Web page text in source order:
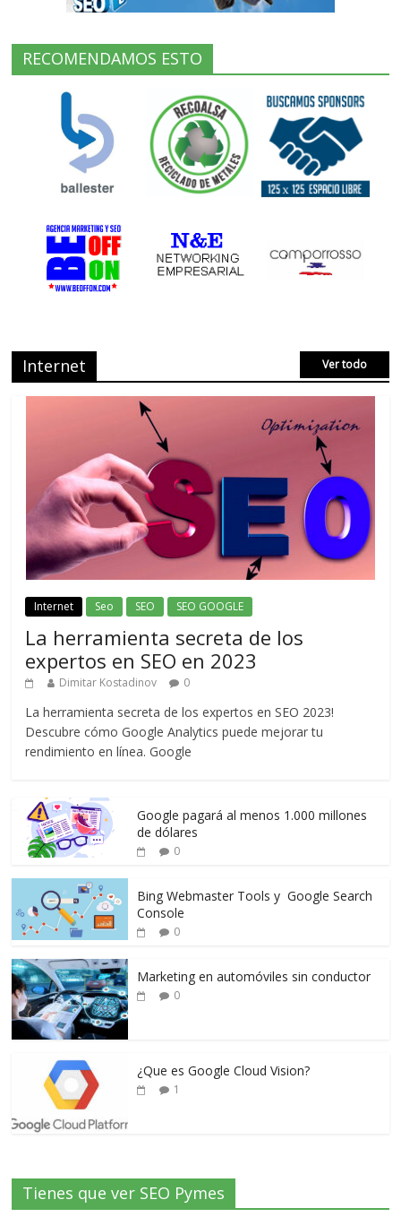
RECOMENDAMOS ESTO
Internet Ver todo
Internet Seo SEO SEO GOOGLE
La herramienta secreta de los
expertos en SEO en 2023
Dimitar Kostadinov 0
La herramienta secreta de los expertos en SEO 2023!
Descubre cómo Google Analytics puede mejorar tu
rendimiento en línea. Google
Google pagará al menos 1.000 millones
de dólares
0
Bing Webmaster Tools y Google Search
Console
0
Marketing en automóviles sin conductor
0
¿Que es Google Cloud Vision?
1
Tienes que ver SEO Pymes